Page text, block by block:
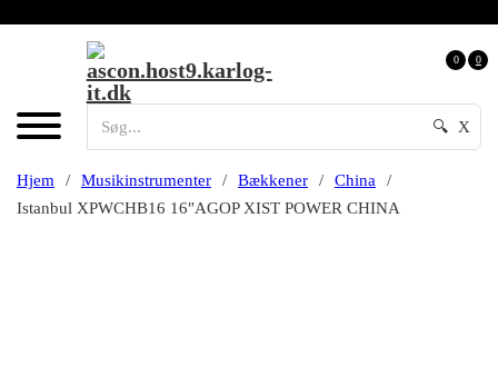
🔍 X
0 0
Hjem / Musikinstrumenter / Bækkener / China
/
Istanbul XPWCHB16 16″AGOP XIST POWER CHINA